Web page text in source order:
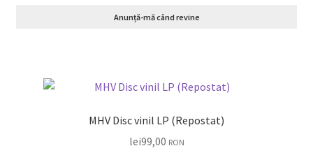
Anunță-mă când revine
MHV Disc vinil LP (Repostat)
lei99,00 RON